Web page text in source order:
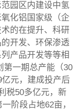
园区内建设中氢
化铝国家级（企
的在提升、科研
开发、环保渗透
产品开发等等相
第一期总产能（30
元，建成投产后
税50多亿元，新
阶段占地62亩，